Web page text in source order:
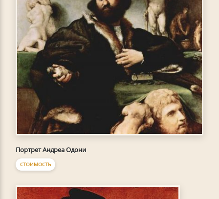
Портрет Андреа Одони
СТОИМОСТЬ